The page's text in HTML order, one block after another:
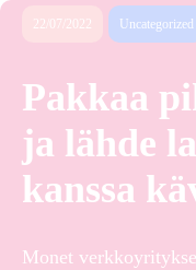
22/07/2022 Uncategorized
Pakkaa
ja lähde
kanssa
Monet